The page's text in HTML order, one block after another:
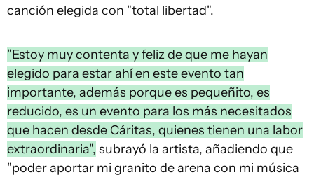
canción elegida con "total libertad".
"Estoy muy contenta y feliz de que me hayan
elegido para estar ahí en este evento tan
importante, además porque es pequeñito, es
reducido, es un evento para los más necesitados
que hacen desde Cáritas, quienes tienen una labor
extraordinaria", subrayó la artista, añadiendo que
"poder aportar mi granito de arena con mi música